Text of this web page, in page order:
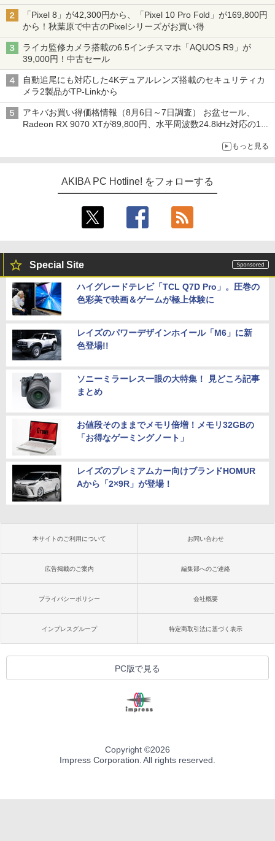
「Pixel 8」が42,300円から、「Pixel 10 Pro Fold」が169,800円
から！秋葉原で中古のPixelシリーズがお買い得
ライカ監修カメラ搭載の6.5インチスマホ「AQUOS R9」が
39,000円！中古セール
自動追尾にも対応した4Kデュアルレンズ搭載のセキュリティカ
メラ2製品がTP-Linkから
アキバお買い得価格情報（8月6日～7日調査） お盆セール、
Radeon RX 9070 XTが89,800円、水平周波数24.8kHz対応の17
もっと見る
AKIBA PC Hotline! をフォローする
Special Site
ハイグレードテレビ「TCL Q7D Pro」。圧巻の
色彩美で映画＆ゲームが極上体験に
レイズのパワーデザインホイール「M6」に新
色登場!!
ソニーミラーレス一眼の大特集！ 見どころ記事
まとめ
お値段そのままでメモリ倍増！メモリ32GBの
「お得なゲーミングノート」
レイズのプレミアムカー向けブランドHOMUR
Aから「2×9R」が登場！
本サイトのご利用について お問い合わせ
広告掲載のご案内 編集部へのご連絡
プライバシーポリシー 会社概要
インプレスグループ 特定商取引法に基づく表示
PC版で見る
Copyright ©2026
Impress Corporation. All rights reserved.